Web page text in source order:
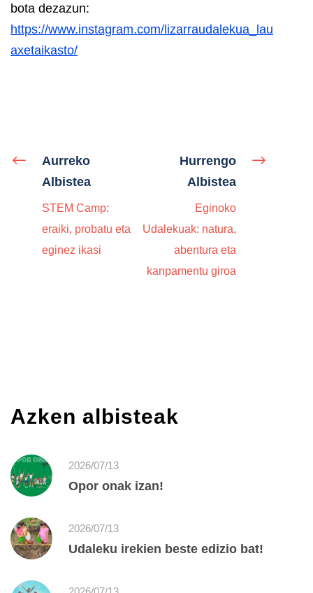
bota dezazun:
https://www.instagram.com/lizarraudalekua_lau
axetaikasto/
Aurreko
Albistea
STEM Camp:
eraiki, probatu eta
eginez ikasi
Hurrengo
Albistea
Eginoko
Udalekuak: natura,
abentura eta
kanpamentu giroa
Azken albisteak
2026/07/13
Opor onak izan!
2026/07/13
Udaleku irekien beste edizio bat!